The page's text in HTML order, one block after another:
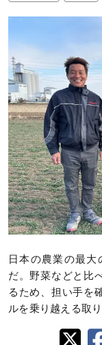
日本の農業の最
だ。野菜などと比
るため、担い手を
ルを乗り越える取